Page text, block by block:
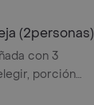
(2personas)
con 3
porción